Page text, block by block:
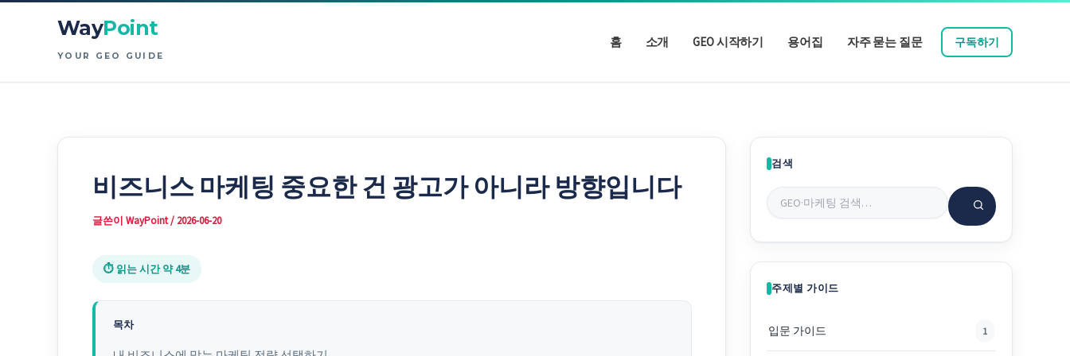
WayPoint
YOUR GEO GUIDE
홈 소개 GEO 시작하기 용어집 자주 묻는 질문 구독하기
비즈니스 마케팅 중요한 건 광고가 아니라 방향입니다
글쓴이 WayPoint/ 2026-06-20
⏱ 읽는 시간 약 4분
목차
검색
주제별 가이드
입문 가이드 1